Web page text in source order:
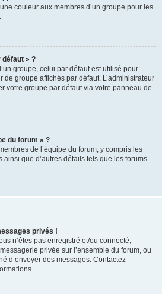
couleur aux membres d’un groupe pour les
défaut » ?
groupe, celui par défaut est utilisé pour
groupe affichés par défaut. L’administrateur
votre groupe par défaut via votre panneau de
du forum » ?
de l’équipe du forum, y compris les
que d’autres détails tels que les forums
privés !
n’êtes pas enregistré et/ou connecté,
privée sur l’ensemble du forum, ou
d’envoyer des messages. Contactez